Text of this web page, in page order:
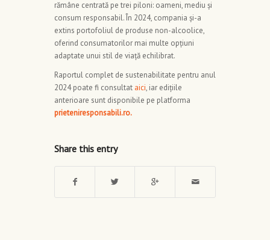
rămâne centrată pe trei piloni: oameni, mediu și
consum responsabil. În 2024, compania și-a
extins portofoliul de produse non-alcoolice,
oferind consumatorilor mai multe opțiuni
adaptate unui stil de viață echilibrat.
Raportul complet de sustenabilitate pentru anul
2024 poate fi consultat aici, iar edițiile
anterioare sunt disponibile pe platforma
prieteniresponsabili.ro.
Share this entry